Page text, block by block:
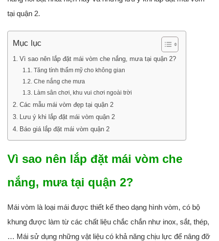
tại quận 2.
Mục lục
Vì sao nên lắp đặt mái vòm che nắng, mưa tại quận 2?
Tăng tính thẩm mỹ cho không gian
Che nắng che mưa
Làm sân chơi, khu vui chơi ngoài trời
Các mẫu mái vòm đẹp tại quận 2
Lưu ý khi lắp đặt mái vòm quận 2
Báo giá lắp đặt mái vòm quận 2
Vì sao nên lắp đặt mái vòm che
nắng, mưa tại quận 2?
Mái vòm là loại mái được thiết kế theo dạng hình vòm, có bộ
khung được làm từ các chất liệu chắc chắn như inox, sắt, thép,
… Mái sử dụng những vật liệu có khả năng chịu lực để nâng đỡ